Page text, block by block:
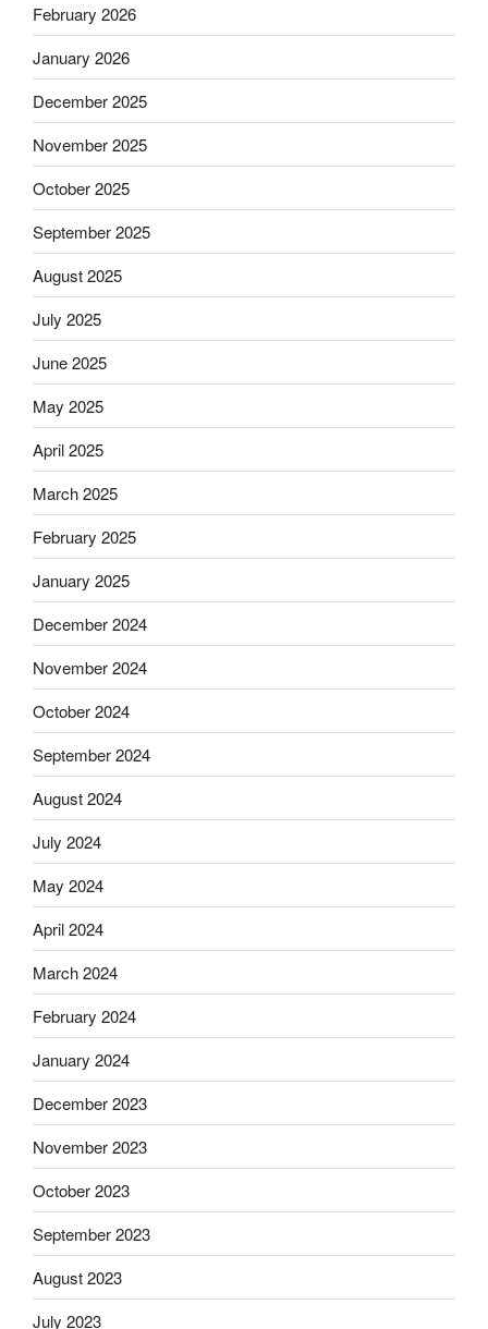
February 2026
January 2026
December 2025
November 2025
October 2025
September 2025
August 2025
July 2025
June 2025
May 2025
April 2025
March 2025
February 2025
January 2025
December 2024
November 2024
October 2024
September 2024
August 2024
July 2024
May 2024
April 2024
March 2024
February 2024
January 2024
December 2023
November 2023
October 2023
September 2023
August 2023
July 2023